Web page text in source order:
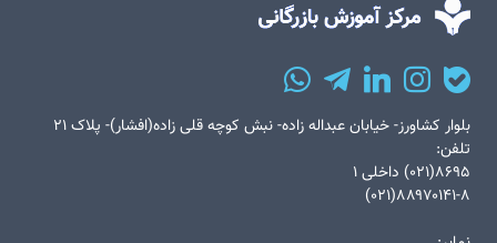
بلوار کشاورز- خیابان عبداله زاده- نبش کوچه قلی زاده(افشار)- پلاک ۲۱
تلفن:
۸۶۹۵(۰۲۱) داخلی ۱
۸۸۹۷۰۱۴۱-۸(۰۲۱)